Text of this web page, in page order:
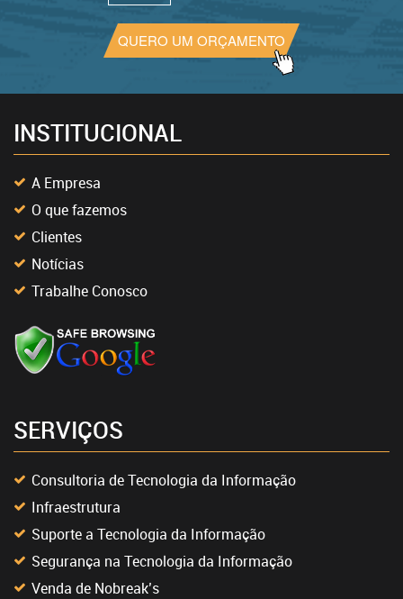
QUERO UM ORÇAMENTO
INSTITUCIONAL
A Empresa
O que fazemos
Clientes
Notícias
Trabalhe Conosco
SERVIÇOS
Consultoria de Tecnologia da Informação
Infraestrutura
Suporte a Tecnologia da Informação
Segurança na Tecnologia da Informação
Venda de Nobreak’s